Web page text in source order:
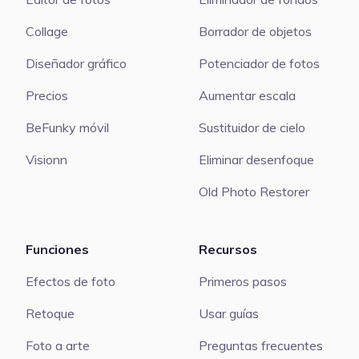
Collage
Diseñador gráfico
Precios
BeFunky móvil
Visionn
Borrador de objetos
Potenciador de fotos
Aumentar escala
Sustituidor de cielo
Eliminar desenfoque
Old Photo Restorer
Funciones
Efectos de foto
Retoque
Foto a arte
Recursos
Primeros pasos
Usar guías
Preguntas frecuentes